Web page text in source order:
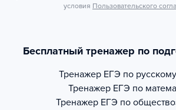
условия Пользовательского
Бесплатный тренажер по
Тренажер ЕГЭ по
Тренажер ЕГЭ по
Тренажер ЕГЭ по